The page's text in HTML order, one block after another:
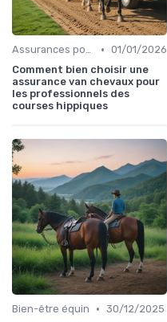
Assurances pour les professionnels • 01/01/2026
Comment bien choisir une
assurance van chevaux pour
les professionnels des
courses hippiques
Bien-être équin • 30/12/2025